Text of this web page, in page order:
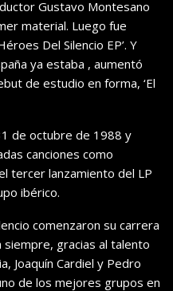
Gustavo Montesano
material. Luego fue
Del Silencio EP’. Y
ya estaba , aumentó
de estudio en forma, ‘El
de octubre de 1988 y
canciones como
tercer lanzamiento del LP
ibérico.
comenzaron su carrera
gracias al talento
Joaquín Cardiel y Pedro
de los mejores grupos en